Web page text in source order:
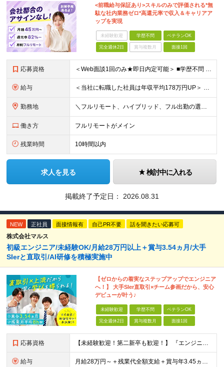
<前職給与保証あり>スキルのみで評価される*無
駄な社内業務ゼロ*高還元率で収入＆キャリアア
ップを実現
未経験歓迎 学歴不問 ベテランOK
完全週休2日 賞与複数月 面接1回
応募資格 ＜Web面談1回のみ★即日内定可能＞ ■学歴不問 ■エンジニアとしての実務経験1年以上 （開発・インフラ・技術・工程など不問）
給与 ＜当社に転職した社員は年収平均178万円UP＞ 月給45万円～120万円＋賞与＋各手当 ※経験・能力などを考慮の上、決定します ※案件の契約内容（月単金など）や昇給、賞与額はすべてシステム上で開示し
勤務地 ＼フルリモート、ハイブリッド、フル出勤の選択可＆帰社日なし／ 【下記エリアを中心とするクライアント先または自宅にて勤務】 ■首都圏：東京・埼玉・千葉・神奈川 ■関西：大阪・兵庫・京都・滋賀・奈良・和
働き方 フルリモートがメイン
残業時間 10時間以内
求人を見る 検討中に入れる
掲載終了予定日： 2026.08.31
NEW 正社員 面接情報有 自己PR不要 話を聞きたい応募可
株式会社マルス
初級エンジニア/未経験OK/月給28万円以上＋賞与3.54ヵ月/大手
SIerと直取引/AI研修を積極実施中
【ゼロからの着実なステップアップでエンジニア
へ！】 大手SIer直取引×チーム参画だから、安心
デビューが叶う♪
未経験歓迎 学歴不問 ベテランOK
完全週休2日 賞与複数月 面接1回
応募資格 【未経験歓迎！第二新卒も歓迎！】 『エンジニアになりたい』意欲があれば歓迎です！ 以下のような方も尚歓迎です！ ・学生時代に情報系の学部で学んでいた方 ・ITスクールや独学でプログラミングを学んだこ
給与 月給28万円～＋残業代全額支給＋賞与年3.45ヵ月(東京) 月給25万円～＋残業代全額支給＋賞与年3.45ヵ月(新潟・長岡) 入社時想定年収： 392万円～ (東京) 350万円～ (新潟・長岡)